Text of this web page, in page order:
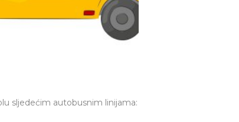
sljedećim autobusnim linijama: